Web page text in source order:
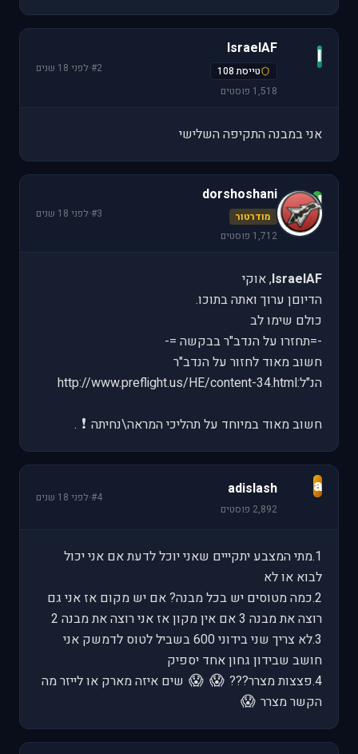
I
IsraelAF
טייסת 108
1,518 פוסטים
#2
·לפני 18 שנים
אני במבנה התקיפה השלישי
d
dorshoshani
מודרטור
1,712 פוסטים
#3
·לפני 18 שנים
IsraelAF, אוקי
הדיוםן ערוך ואתה בתוכו.
כולם שימו לב
-=תחזרו על הנדב"ר בבקשה =-
חשוב מאוד לחזור על הנדב"ר
הנ"ל:http://www.preflight.us/HE/content-34.html
חשוב מאוד במיוחד על תהליכי המראה\נחיתה ❗
.
a
adislash
2,892 פוסטים
#4
·לפני 18 שנים
1.מתי המצבע יתקייים שאני יוכל לדעת אם אני יכול
לבוא או לא
2.כמה מטוסים יש בכל מבנה? אם יש מקום אז אני גם
רוצה את מבנה 3 אם אין מקון אז אני רוצה את מבנה 2
3.לא צריך שני בידוני 600 בשביל לטוס לדמשק אני
חושב שבידון גחון אחד יספיק
4.פצצות מצרר???
😱
😱 שים איזה מארק או לייזר מה
הקשר מצרר 😱